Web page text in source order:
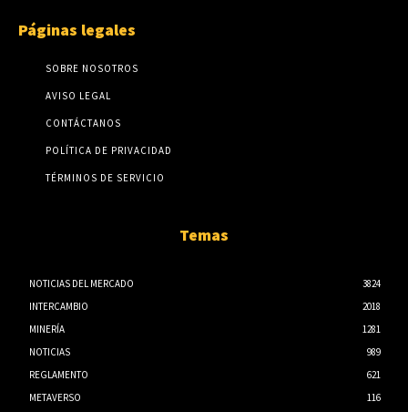
Páginas legales
SOBRE NOSOTROS
AVISO LEGAL
CONTÁCTANOS
POLÍTICA DE PRIVACIDAD
TÉRMINOS DE SERVICIO
Temas
NOTICIAS DEL MERCADO
3824
INTERCAMBIO
2018
MINERÍA
1281
NOTICIAS
989
REGLAMENTO
621
METAVERSO
116